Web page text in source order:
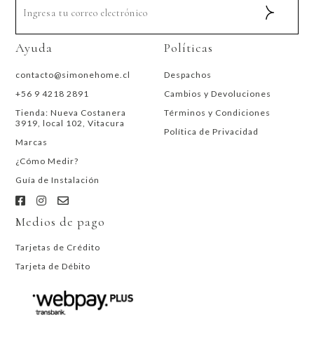
Ayuda
contacto@simonehome.cl
+56 9 4218 2891
Tienda: Nueva Costanera
3919, local 102, Vitacura
Marcas
¿Cómo Medir?
Guía de Instalación
Políticas
Despachos
Cambios y Devoluciones
Términos y Condiciones
Política de Privacidad
Medios de pago
Tarjetas de Crédito
Tarjeta de Débito